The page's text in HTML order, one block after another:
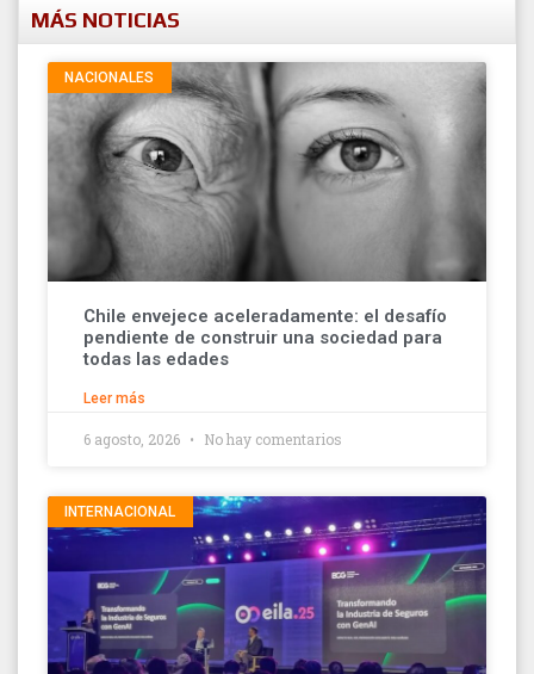
MÁS NOTICIAS
NACIONALES
Chile envejece aceleradamente: el desafío
pendiente de construir una sociedad para
todas las edades
Leer más
6 agosto, 2026 No hay comentarios
INTERNACIONAL